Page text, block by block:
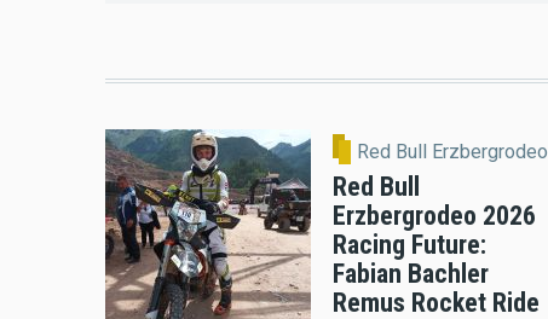
Red Bull Erzbergrodeo
Red Bull
Erzbergrodeo 2026
Racing Future:
Fabian Bachler
Remus Rocket Ride